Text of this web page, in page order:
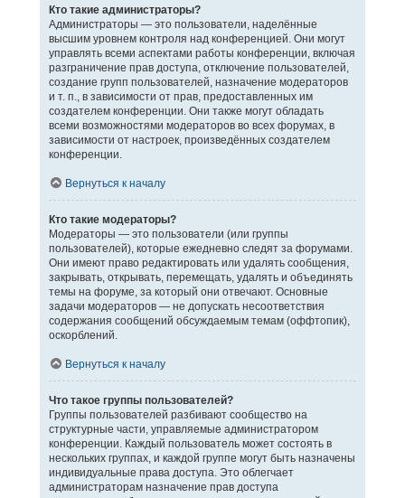
Кто такие администраторы?
Администраторы — это пользователи, наделённые
высшим уровнем контроля над конференцией. Они могут
управлять всеми аспектами работы конференции, включая
разграничение прав доступа, отключение пользователей,
создание групп пользователей, назначение модераторов
и т. п., в зависимости от прав, предоставленных им
создателем конференции. Они также могут обладать
всеми возможностями модераторов во всех форумах, в
зависимости от настроек, произведённых создателем
конференции.
Вернуться к началу
Кто такие модераторы?
Модераторы — это пользователи (или группы
пользователей), которые ежедневно следят за форумами.
Они имеют право редактировать или удалять сообщения,
закрывать, открывать, перемещать, удалять и объединять
темы на форуме, за который они отвечают. Основные
задачи модераторов — не допускать несоответствия
содержания сообщений обсуждаемым темам (оффтопик),
оскорблений.
Вернуться к началу
Что такое группы пользователей?
Группы пользователей разбивают сообщество на
структурные части, управляемые администратором
конференции. Каждый пользователь может состоять в
нескольких группах, и каждой группе могут быть назначены
индивидуальные права доступа. Это облегчает
администраторам назначение прав доступа